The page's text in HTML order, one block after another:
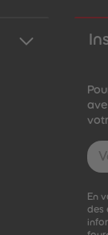
En
des